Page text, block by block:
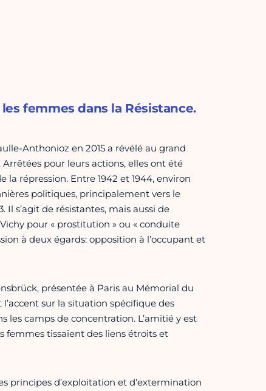
femmes dans la Résistance.
Anthonioz en 2015 a révélé au grand
pour leurs actions, elles ont été
répression. Entre 1942 et 1944, environ
politiques, principalement vers le
s’agit de résistantes, mais aussi de
pour « prostitution » ou « conduite
à deux égards: opposition à l’occupant et
présentée à Paris au Mémorial du
sur la situation spécifique des
les camps de concentration. L’amitié y est
femmes tissaient des liens étroits et
principes d’exploitation et d’extermination